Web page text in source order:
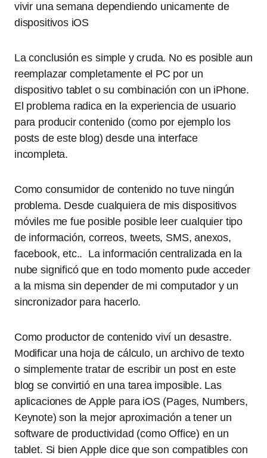
vivir una semana dependiendo unicamente de
dispositivos iOS
La conclusión es simple y cruda. No es posible aun
reemplazar completamente el PC por un
dispositivo tablet o su combinación con un iPhone.
El problema radica en la experiencia de usuario
para producir contenido (como por ejemplo los
posts de este blog) desde una interface
incompleta.
Como consumidor de contenido no tuve ningún
problema. Desde cualquiera de mis dispositivos
móviles me fue posible posible leer cualquier tipo
de información, correos, tweets, SMS, anexos,
facebook, etc.. La información centralizada en la
nube significó que en todo momento pude acceder
a la misma sin depender de mi computador y un
sincronizador para hacerlo.
Como productor de contenido viví un desastre.
Modificar una hoja de cálculo, un archivo de texto
o simplemente tratar de escribir un post en este
blog se convirtió en una tarea imposible. Las
aplicaciones de Apple para iOS (Pages, Numbers,
Keynote) son la mejor aproximación a tener un
software de productividad (como Office) en un
tablet. Si bien Apple dice que son compatibles con